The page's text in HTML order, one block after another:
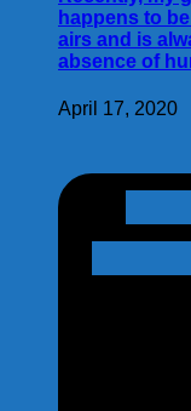
happens to
airs and is
absence of
April 17, 2020